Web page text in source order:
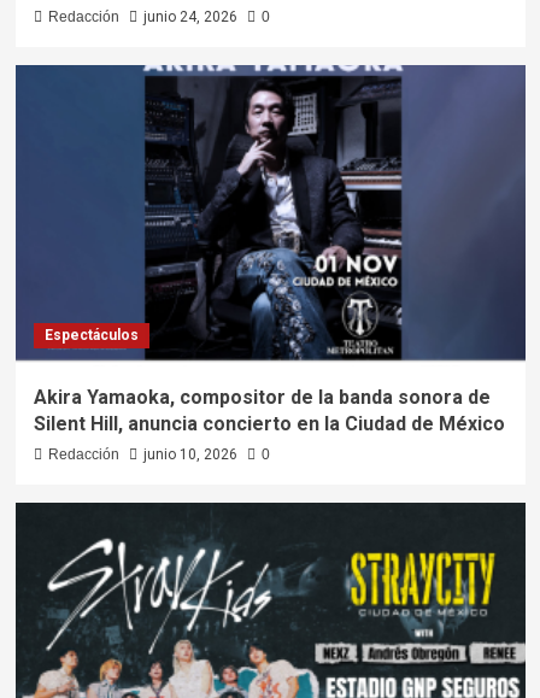
Redacción junio 24, 2026 0
Espectáculos
Akira Yamaoka, compositor de la banda sonora de
Silent Hill, anuncia concierto en la Ciudad de México
Redacción junio 10, 2026 0